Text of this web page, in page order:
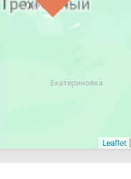
Leaflet